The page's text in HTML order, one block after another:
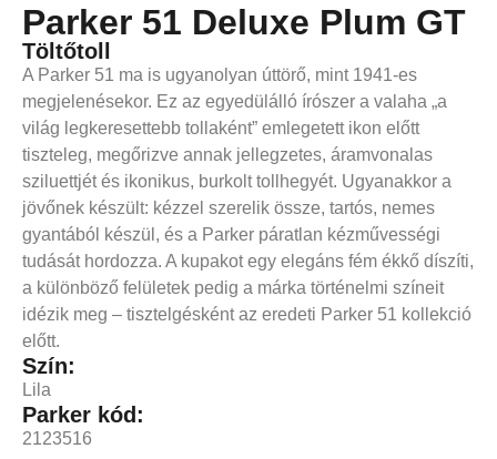
Parker 51 Deluxe Plum GT
Töltőtoll
A Parker 51 ma is ugyanolyan úttörő, mint 1941-es
megjelenésekor. Ez az egyedülálló írószer a valaha „a
világ legkeresettebb tollaként” emlegetett ikon előtt
tiszteleg, megőrizve annak jellegzetes, áramvonalas
sziluettjét és ikonikus, burkolt tollhegyét. Ugyanakkor a
jövőnek készült: kézzel szerelik össze, tartós, nemes
gyantából készül, és a Parker páratlan kézművességi
tudását hordozza. A kupakot egy elegáns fém ékkő díszíti,
a különböző felületek pedig a márka történelmi színeit
idézik meg – tisztelgésként az eredeti Parker 51 kollekció
előtt.
Szín:
Lila
Parker kód:
2123516